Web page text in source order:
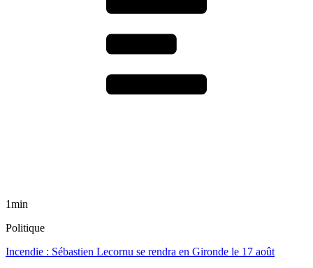
1min
Politique
Incendie : Sébastien Lecornu se rendra en Gironde le 17 août